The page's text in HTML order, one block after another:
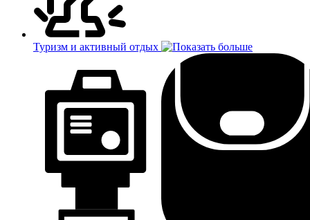
Туризм и активный отдых